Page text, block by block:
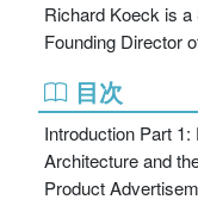
Richard Koeck is
Founding Director
目次
Introduction Part
Architecture and
Product